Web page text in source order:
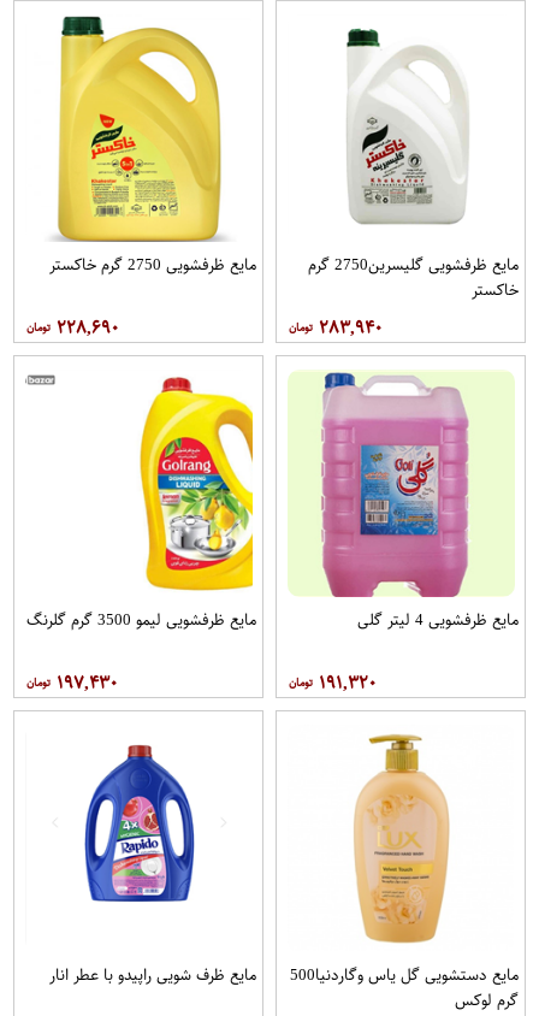
مایع ظرفشویی گلیسرین2750 گرم
خاکستر
۲۸۳,۹۴۰
مایع ظرفشویی 2750 گرم خاکستر
۲۲۸,۶۹۰
مایع ظرفشویی 4 لیتر گلی
۱۹۱,۳۲۰
مایع ظرفشویی لیمو 3500 گرم گلرنگ
۱۹۷,۴۳۰
مایع دستشویی گل یاس وگاردنیا500
گرم لوکس
مایع ظرف شویی راپیدو با عطر انار